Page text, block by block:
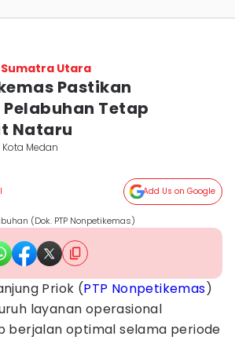
Sumatra Utara
Pastikan
Tetap
Nataru
Kota Medan
Add Us on Google
(Dok. PTP Nonpetikemas)
Priok (PTP Nonpetikemas)
layanan operasional
berjalan optimal selama periode